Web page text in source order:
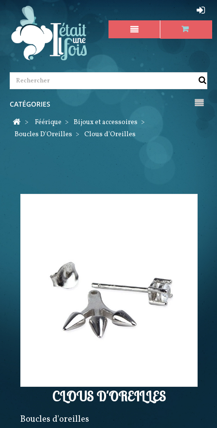
CATÉGORIES
>
Féérique > Bijoux et accessoires >
Boucles D'Oreilles > Clous d'Oreilles
CLOUS D'OREILLES
Boucles d'oreilles